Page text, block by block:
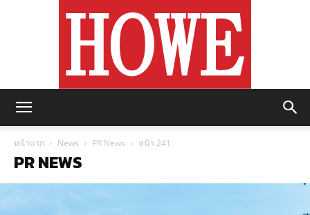
หน้าแรก News PR News หน้า 241
PR NEWS